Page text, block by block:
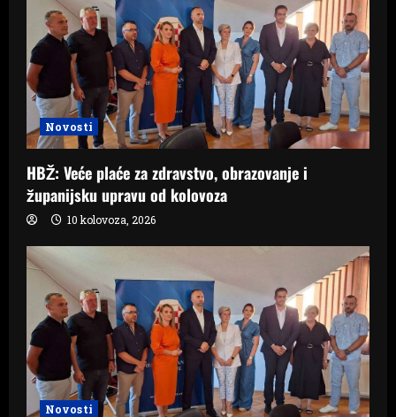
Novosti
HBŽ: Veće plaće za zdravstvo, obrazovanje i
županijsku upravu od kolovoza
10 kolovoza, 2026
Novosti